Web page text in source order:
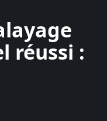
réussi :